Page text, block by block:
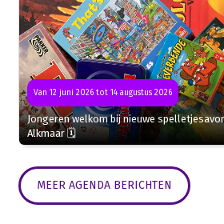
Van 12 juni 2026 tot 14 augustus 2026
Jongeren welkom bij nieuwe
Alkmaar 🗓
MEER AGENDA BERICHTEN